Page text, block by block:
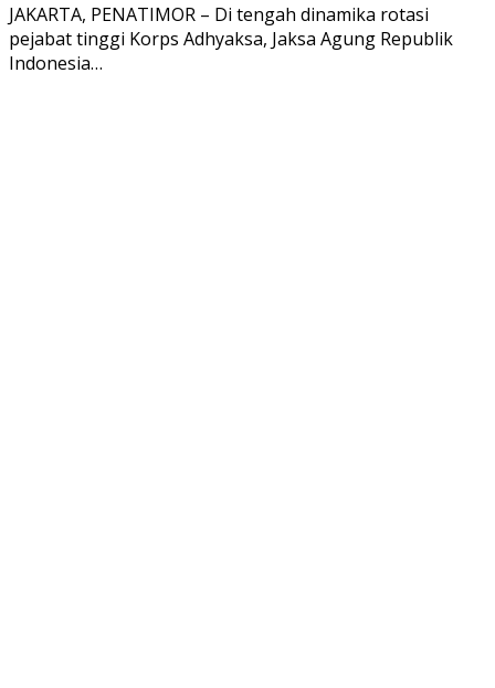
JAKARTA, PENATIMOR – Di tengah dinamika rotasi
pejabat tinggi Korps Adhyaksa, Jaksa Agung Republik
Indonesia…